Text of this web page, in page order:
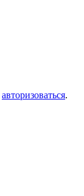
авторизоваться.